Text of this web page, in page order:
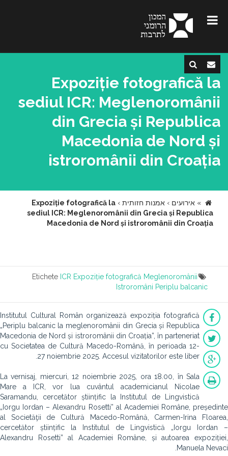
Expoziție fotografică la
sediul ICR: Meglenoromânii
din Grecia și Republica
Macedonia de Nord și
istroromânii din Croația
» אירועים › אמנות חזותית ›
Expoziție fotografică la
sediul ICR: Meglenoromânii din Grecia și Republica
Macedonia de Nord și istroromânii din Croația
Etichete ICR Expoziție fotografică Meglenoromânii
Istroromâni Periplu balcanic
Institutul Cultural Român organizează expoziția fotografică
„Periplu balcanic la meglenoromânii din Grecia și Republica
Macedonia de Nord și istroromânii din Croația”, în parteneriat
cu Societatea de Cultură Macedo-Română, în perioada 12-
27 noiembrie 2025. Accesul vizitatorilor este liber.
La vernisaj, miercuri, 12 noiembrie 2025, ora 18.00, în Sala
Mare a ICR, vor lua cuvântul academicianul Nicolae
Saramandu, cercetător științific la Institutul de Lingvistică
„Iorgu Iordan – Alexandru Rosetti” al Academiei Române, președinte
al Societăţii de Cultură Macedo-Română, Carmen-Irina Floarea,
cercetător științific la Institutul de Lingvistică „Iorgu Iordan –
Alexandru Rosetti” al Academiei Române, și autoarea expoziției,
Manuela Nevaci.